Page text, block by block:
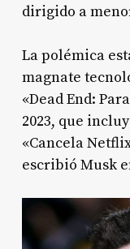
dirigido a
La polémica
magnate
«Dead End:
2023, que
«Cancela
escribió Musk